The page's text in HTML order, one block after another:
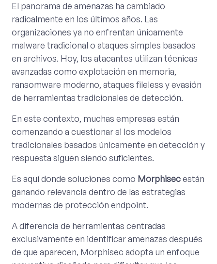
El panorama de amenazas ha cambiado
radicalmente en los últimos años. Las
organizaciones ya no enfrentan únicamente
malware tradicional o ataques simples basados
en archivos. Hoy, los atacantes utilizan técnicas
avanzadas como explotación en memoria,
ransomware moderno, ataques fileless y evasión
de herramientas tradicionales de detección.
En este contexto, muchas empresas están
comenzando a cuestionar si los modelos
tradicionales basados únicamente en detección y
respuesta siguen siendo suficientes.
Es aquí donde soluciones como Morphisecestán
ganando relevancia dentro de las estrategias
modernas de protección endpoint.
A diferencia de herramientas centradas
exclusivamente en identificar amenazas después
de que aparecen, Morphisec adopta un enfoque